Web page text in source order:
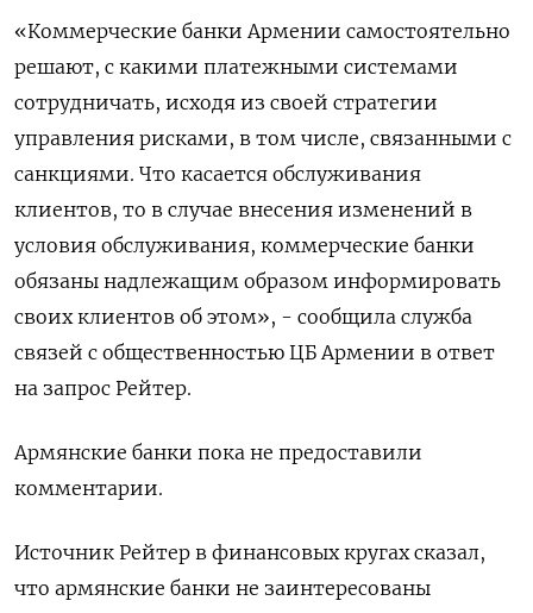
«Коммерческие банки Армении самостоятельно
решают, с какими платежными системами
сотрудничать, исходя из своей стратегии
управления рисками, в том числе, связанными с
санкциями. Что касается обслуживания
клиентов, то в случае внесения изменений в
условия обслуживания, коммерческие банки
обязаны надлежащим образом информировать
своих клиентов об этом», - сообщила служба
связей с общественностью ЦБ Армении в ответ
на запрос Рейтер.
Армянские банки пока не предоставили
комментарии.
Источник Рейтер в финансовых кругах сказал,
что армянские банки не заинтересованы